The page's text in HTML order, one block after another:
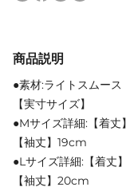
商品説明
●素材:ライトスムース
【実寸サイズ】
●Mサイズ詳細:【着
【袖丈】19cm
●Lサイズ詳細:【着
【袖丈】20cm